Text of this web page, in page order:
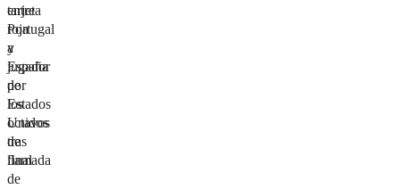
entre
Portugal
y
España
por
los
octavos
de
final
tarjeta
roja
a
jugador
de
Estados
Unidos
tras
llamada
de